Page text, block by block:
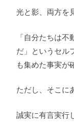
光と影、両方を
「自分たちは
だ」というセル
も集めた事実が
ただし、そこに
誠実に有言実行